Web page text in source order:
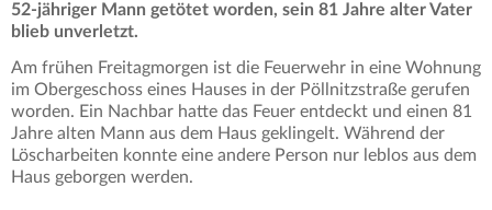
52-jähriger Mann getötet worden, sein 81 Jahre alter Vater
blieb unverletzt.
Am frühen Freitagmorgen ist die Feuerwehr in eine Wohnung
im Obergeschoss eines Hauses in der Pöllnitzstraße gerufen
worden. Ein Nachbar hatte das Feuer entdeckt und einen 81
Jahre alten Mann aus dem Haus geklingelt. Während der
Löscharbeiten konnte eine andere Person nur leblos aus dem
Haus geborgen werden.